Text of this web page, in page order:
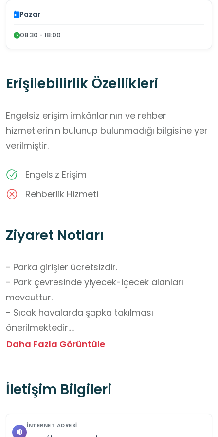
Pazar
08:30 - 18:00
Erişilebilirlik Özellikleri
Engelsiz erişim imkânlarının ve rehber
hizmetlerinin bulunup bulunmadığı bilgisine yer
verilmiştir.
Engelsiz Erişim
Rehberlik Hizmeti
Ziyaret Notları
- Parka girişler ücretsizdir.
- Park çevresinde yiyecek-içecek alanları
mevcuttur.
- Sıcak havalarda şapka takılması
önerilmektedir.
- Ziyaret öncesi randevu alınmasına gerek
temin edilmesine dikkat edilmelidir.
- Doğanın korunması, çöp bırakılmaması,
Daha Fazla Görüntüle
İletişim Bilgileri
İNTERNET ADRESI